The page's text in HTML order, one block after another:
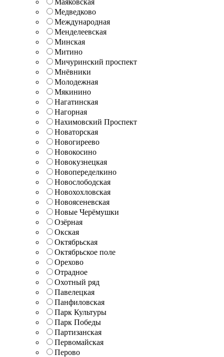
Медведково
Международная
Менделеевская
Минская
Митино
Мичуринский проспект
Мнёвники
Молодежная
Мякинино
Нагатинская
Нагорная
Нахимовский Проспект
Новаторская
Новогиреево
Новокосино
Новокузнецкая
Новопеределкино
Новослободская
Новохохловская
Новоясеневская
Новые Черёмушки
Озёрная
Окская
Октябрьская
Октябрьское поле
Орехово
Отрадное
Охотный ряд
Павелецкая
Панфиловская
Парк Культуры
Парк Победы
Партизанская
Первомайская
Перово